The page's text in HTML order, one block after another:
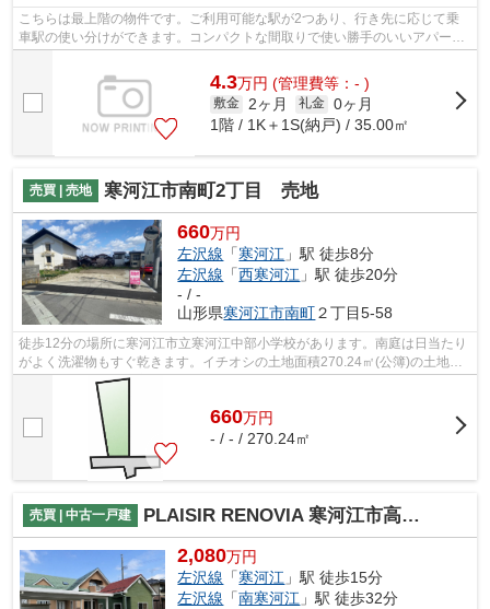
こちらは最上階の物件です。ご利用可能な駅が2つあり、行き先に応じて乗
車駅の使い分けができます。コンパクトな間取りで使い勝手のいいアパート
4.3万円 (管理費等：- )
敷金 2ヶ月 礼金 0ヶ月
1階 / 1K＋1S(納戸) / 35.00㎡
売買 | 売地 寒河江市南町2丁目 売地
660万円
左沢線 「寒河江 」駅 徒歩8分
左沢線 「西寒河江 」駅 徒歩20分
- / -
山形県寒河江市南町２丁目5-58
徒歩12分の場所に寒河江市立寒河江中部小学校があります。南庭は日当たり
がよく洗濯物もすぐ乾きます。イチオシの土地面積270.24㎡(公簿)の土地で
す。売地をお探しの方に是非見て頂き...
660万円
- / - / 270.24㎡
売買 | 中古一戸建 PLAISIR RENOVIA 寒河江市高田1丁目
2,080万円
左沢線 「寒河江 」駅 徒歩15分
左沢線 「南寒河江 」駅 徒歩32分